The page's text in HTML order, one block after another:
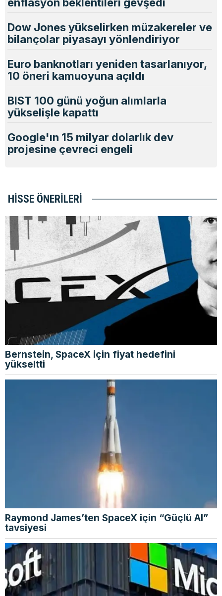
Dow Jones yükselirken müzakereler ve
bilançolar piyasayı yönlendiriyor
Euro banknotları yeniden tasarlanıyor,
10 öneri kamuoyuna açıldı
BIST 100 günü yoğun alımlarla
yükselişle kapattı
Google'ın 15 milyar dolarlık dev
projesine çevreci engeli
HISSE ÖNERILERI
Bernstein, SpaceX için fiyat hedefini
yükseltti
Raymond James’ten SpaceX için “Güçlü Al”
tavsiyesi